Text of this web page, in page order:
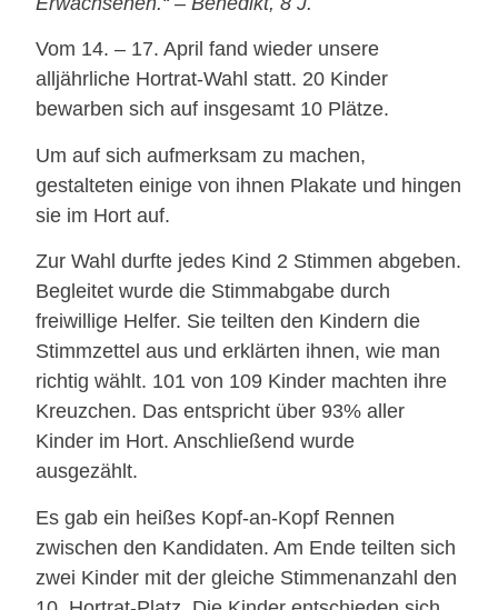
Vom 14. – 17. April fand wieder unsere
alljährliche Hortrat-Wahl statt. 20 Kinder
bewarben sich auf insgesamt 10 Plätze.
Um auf sich aufmerksam zu machen,
gestalteten einige von ihnen Plakate und hingen
sie im Hort auf.
Zur Wahl durfte jedes Kind 2 Stimmen abgeben.
Begleitet wurde die Stimmabgabe durch
freiwillige Helfer. Sie teilten den Kindern die
Stimmzettel aus und erklärten ihnen, wie man
richtig wählt. 101 von 109 Kinder machten ihre
Kreuzchen. Das entspricht über 93% aller
Kinder im Hort. Anschließend wurde
ausgezählt.
Es gab ein heißes Kopf-an-Kopf Rennen
zwischen den Kandidaten. Am Ende teilten sich
zwei Kinder mit der gleiche Stimmenanzahl den